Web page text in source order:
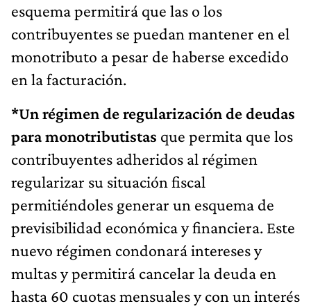
esquema permitirá que las o los
contribuyentes se puedan mantener en el
monotributo a pesar de haberse excedido
en la facturación.
*Un régimen de regularización de deudas
para monotributistas que permita que los
contribuyentes adheridos al régimen
regularizar su situación fiscal
permitiéndoles generar un esquema de
previsibilidad económica y financiera. Este
nuevo régimen condonará intereses y
multas y permitirá cancelar la deuda en
hasta 60 cuotas mensuales y con un interés